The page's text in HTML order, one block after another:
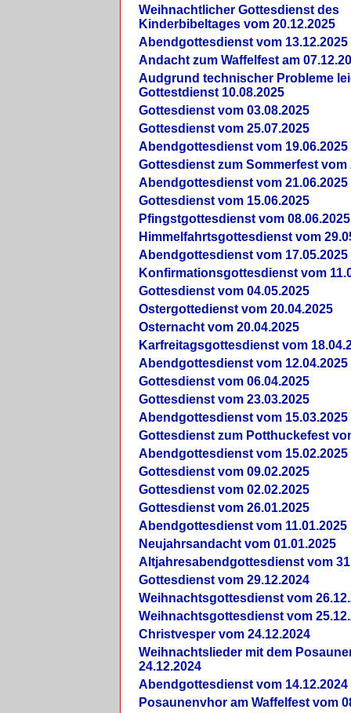
Weihnachtlicher Gottesdienst des
Kinderbibeltages vom 20.12.2025
Abendgottesdienst vom 13.12.2025
Andacht zum Waffelfest am
Audgrund technischer Probleme
Gottestdienst 10.08.2025
Gottesdienst vom 03.08.2025
Gottesdienst vom 25.07.2025
Abendgottesdienst vom 19.06.2025
Gottesdienst zum Sommerfest vom
Abendgottesdienst vom 21.06.2025
Gottesdienst vom 15.06.2025
Pfingstgottesdienst vom 08.06.2025
Himmelfahrtsgottesdienst vom
Abendgottesdienst vom 17.05.2025
Konfirmationsgottesdienst vom
Gottesdienst vom 04.05.2025
Ostergottedienst vom 20.04.2025
Osternacht vom 20.04.2025
Karfreitagsgottesdienst vom
Abendgottesdienst vom 12.04.2025
Gottesdienst vom 06.04.2025
Gottesdienst vom 23.03.2025
Abendgottesdienst vom 15.03.2025
Gottesdienst zum Potthuckefest
Abendgottesdienst vom 15.02.2025
Gottesdienst vom 09.02.2025
Gottesdienst vom 02.02.2025
Gottesdienst vom 26.01.2025
Abendgottesdienst vom 11.01.2025
Neujahrsandacht vom 01.01.2025
Altjahresabendgottesdienst vom
Gottesdienst vom 29.12.2024
Weihnachtsgottesdienst vom
Weihnachtsgottesdienst vom
Christvesper vom 24.12.2024
Weihnachtslieder mit dem
24.12.2024
Abendgottesdienst vom 14.12.2024
Posaunenvhor am Waffelfest vom